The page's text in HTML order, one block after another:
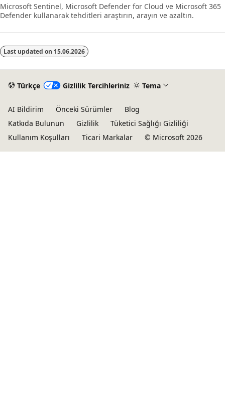
Microsoft Sentinel, Microsoft Defender for Cloud ve Microsoft 365
Defender kullanarak tehditleri araştırın, arayın ve azaltın.
Last updated on 15.06.2026
Türkçe Gizlilik Tercihleriniz Tema
AI Bildirim Önceki Sürümler
Blog
Katkıda Bulunun
Gizlilik
Tüketici Sağlığı Gizliliği
Kullanım Koşulları
Ticari Markalar © Microsoft 2026